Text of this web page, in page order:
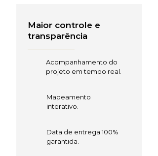
Maior controle e
transparência
Acompanhamento do
projeto em tempo real.
Mapeamento
interativo.
Data de entrega 100%
garantida.